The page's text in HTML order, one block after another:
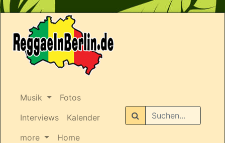
Musik
Fotos
Interviews
Kalender
more
Home
Suchen